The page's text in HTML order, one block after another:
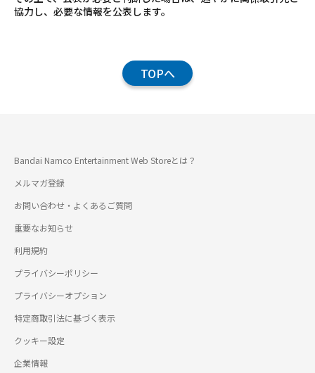
協力し、必要な情報を公表します。
TOPへ
Bandai Namco Entertainment Web Storeとは？
メルマガ登録
お問い合わせ・よくあるご質問
重要なお知らせ
利用規約
プライバシーポリシー
プライバシーオプション
特定商取引法に基づく表示
クッキー設定
企業情報